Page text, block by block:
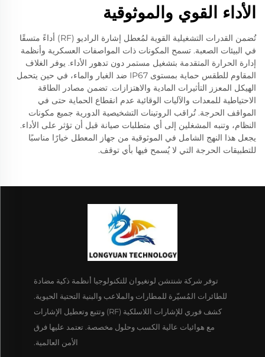
الأداء القوي والموثوقية
تُضمن القدرات التشغيلية القوية لمُعطل إشارة الراديو (RF) أداءً متسقًا
في البيئات الصعبة. تسمح المكونات ذات المواصفات العسكرية وأنظمة
إدارة الحرارة المتقدمة بتشغيل مستمر دون تدهور الأداء. يوفر الغلاف
المقاوم للطقس حماية بمستوى IP67 ضد الغبار والماء، في حين يتحمل
الهيكل المعزز التأثيرات المادية والاهتزازات. تضمن مصادر الطاقة
الاحتياطية للمعدات والآليات الوقائية عدم انقطاع الحماية حتى في
المواقف الحرجة. تُراقب الروتينات التشخيصية الدورية جميع مكونات
النظام، وتنبه المشغلين إلى أي متطلبات صيانة قبل أن تؤثر على الأداء.
يجعل هذا النهج الشامل في الموثوقية من جهاز المعطل خيارًا مناسبًا
للتطبيقات الحرجة التي لا يُسمح فيها بأي توقف.
توفر شركة شنتشن لونغيوان للتكنولوجيا أنظمة ذكية مضادة
للطائرات المُسيّرة للمطارات والملاعب والبنية التحتية الحيوية.
كشف فوري للإشارات اللاسلكية (RF) وتتبع وتعطيل الإشارات
مع هوائيات عالية الكسب وحلول مخصصة. تعتمد عليها فرق
الأمن العالمية.